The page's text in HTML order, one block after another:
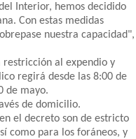
Interior, hemos decidido
Con estas medidas
nuestra capacidad",
al expendio y
regirá desde las 8:00 de
de mayo.
de domicilio.
el decreto son de estricto
como para los foráneos, y